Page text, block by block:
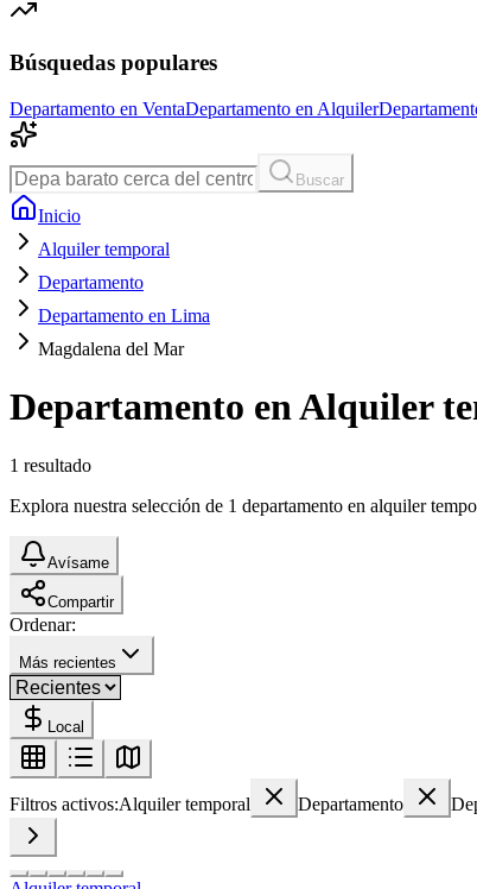
Búsquedas populares
Departamento en VentaDepartamento en Alquiler
Buscar
Inicio
Alquiler temporal
Departamento
Departamento en Lima
Magdalena del Mar
Departamento en Alquiler
1 resultado
Explora nuestra selección de 1 departamento en alquiler
Avísame
Compartir
Ordenar:
Más recientes
Local
Filtros activos:Alquiler temporal Departamento